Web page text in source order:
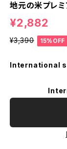
地元の米プレ
¥2,882
¥3,390 15%OFF
International